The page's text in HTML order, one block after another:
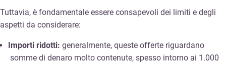
Tuttavia, è fondamentale essere consapevoli dei limiti e degli
aspetti da considerare:
Importi ridotti: generalmente, queste offerte riguardano
somme di denaro molto contenute, spesso intorno ai 1.000